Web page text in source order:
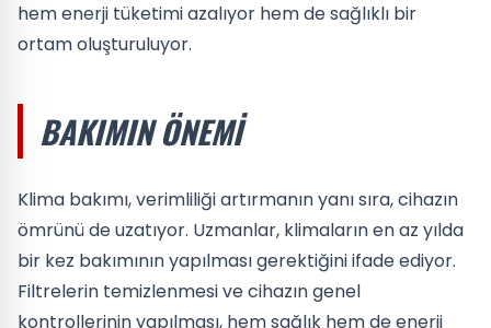
hem enerji tüketimi azalıyor hem de sağlıklı bir
ortam oluşturuluyor.
BAKIMIN ÖNEMI
Klima bakımı, verimliliği artırmanın yanı sıra, cihazın
ömrünü de uzatıyor. Uzmanlar, klimaların en az yılda
bir kez bakımının yapılması gerektiğini ifade ediyor.
Filtrelerin temizlenmesi ve cihazın genel
kontrollerinin yapılması, hem sağlık hem de enerji